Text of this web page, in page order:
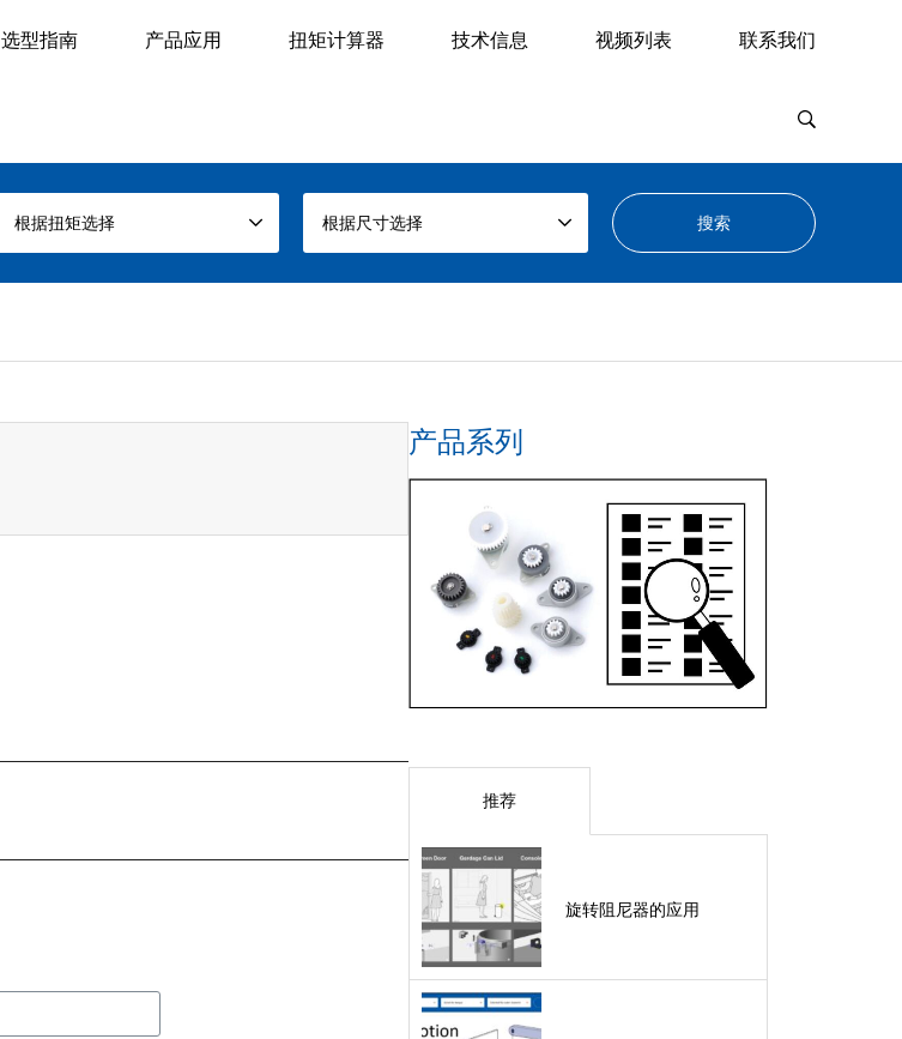
选型指南 产品应用 扭矩计算器 技术信息 视频列表 联系我们
根据扭矩选择 根据尺寸选择
产品系列
推荐
旋转阻尼器的应用